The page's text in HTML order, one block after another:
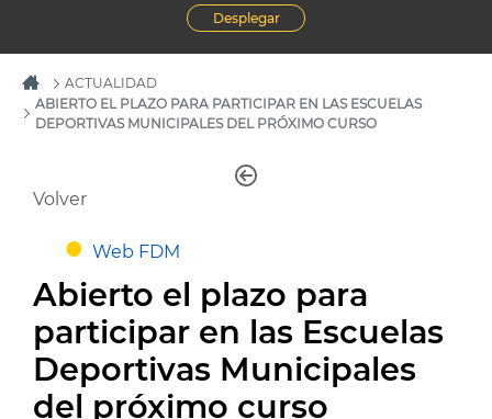
Desplegar
ACTUALIDAD
ABIERTO EL PLAZO PARA PARTICIPAR EN LAS ESCUELAS
DEPORTIVAS MUNICIPALES DEL PRÓXIMO CURSO
Volver
Web FDM
Abierto el plazo para
participar en las Escuelas
Deportivas Municipales
del próximo curso